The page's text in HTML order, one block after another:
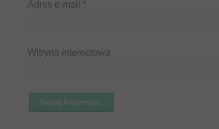
Adres e-mail *
Witryna internetowa